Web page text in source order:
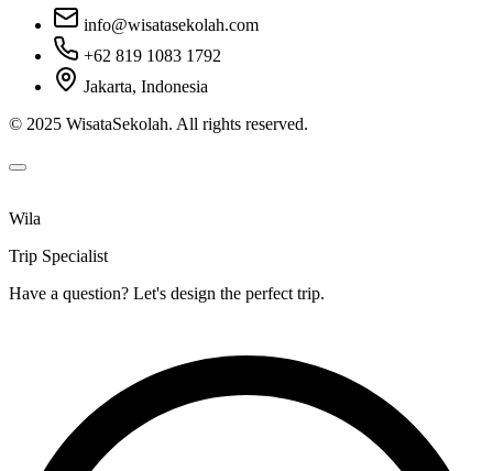
info@wisatasekolah.com
+62 819 1083 1792
Jakarta, Indonesia
© 2025 WisataSekolah. All rights reserved.
Wila
Trip Specialist
Have a question? Let's design the perfect trip.